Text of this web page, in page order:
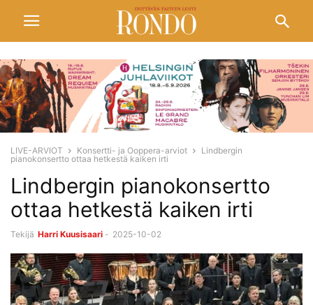
LIVE-ARVIOT Konsertti- ja Ooppera-arviot
Lindbergin
pianokonsertto ottaa hetkestä kaiken irti
Lindbergin pianokonsertto
ottaa hetkestä kaiken irti
Tekijä Harri Kuusisaari - 2025-10-02